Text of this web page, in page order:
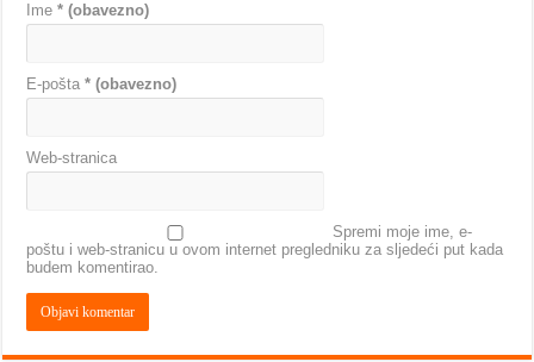
Ime* (obavezno)
E-pošta* (obavezno)
Web-stranica
Spremi moje ime, e-
poštu i web-stranicu u ovom internet pregledniku za sljedeći put kada
budem komentirao.